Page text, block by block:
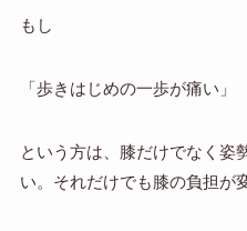
もし
「歩きはじめの一歩が痛い」
という方は、膝だけでなく姿
い。それだけでも膝の負担が